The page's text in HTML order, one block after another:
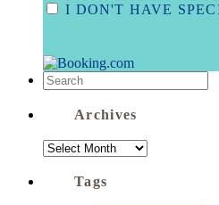
I DON'T HAVE
Archives
ARCHIVES
Tags